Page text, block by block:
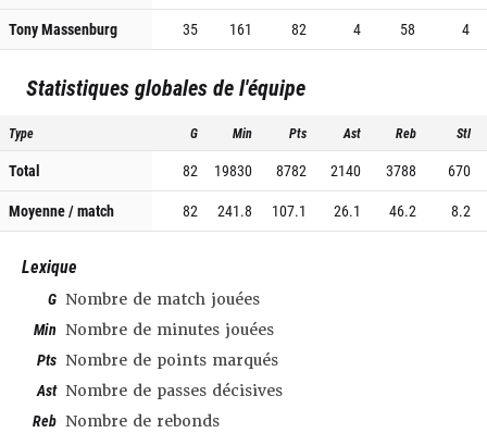
Tony Massenburg
35 161 82 4 58 4
Statistiques globales de l'équipe
Type G Min Pts Ast Reb Stl
Total 82 19830 8782 2140 3788
670
Moyenne / match
82 241.8 107.1 26.1 46.2 8.2
Lexique
G Nombre de match jouées
Min Nombre de minutes jouées
Pts Nombre de points marqués
Ast Nombre de passes décisives
Reb Nombre de rebonds